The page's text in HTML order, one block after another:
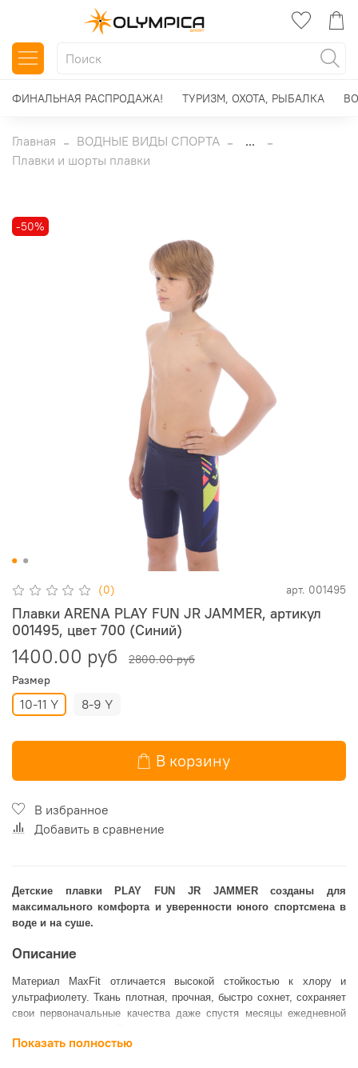
ФИНАЛЬНАЯ РАСПРОДАЖА! ТУРИЗМ, ОХОТА, РЫБАЛКА
Главная ВОДНЫЕ ВИДЫ СПОРТА
...
Плавки и шорты плавки
-50%
(0) арт. 001495
Плавки ARENA PLAY FUN JR JAMMER, артикул
001495, цвет 700 (Синий)
1400.00 руб
2800.00 руб
Размер
10-11 Y 8-9 Y
В корзину
В избранное
Добавить в сравнение
Детские плавки PLAY FUN JR JAMMER созданы для
максимального комфорта и уверенности юного спортсмена в
воде и на суше.
Описание
Материал MaxFit отличается высокой стойкостью к хлору и
ультрафиолету. Ткань плотная, прочная, быстро сохнет, сохраняет
свои первоначальные качества даже спустя месяцы ежедневной
гидродинамическими свойствами, придают телу обтекаемую
Показать полностью